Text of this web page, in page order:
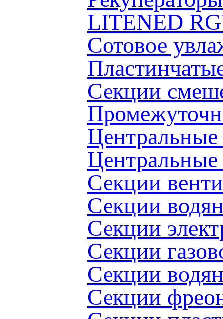
LITENED
Сотовое
Секции
Секции
Секции
Секции
Секции
Секции
Секции